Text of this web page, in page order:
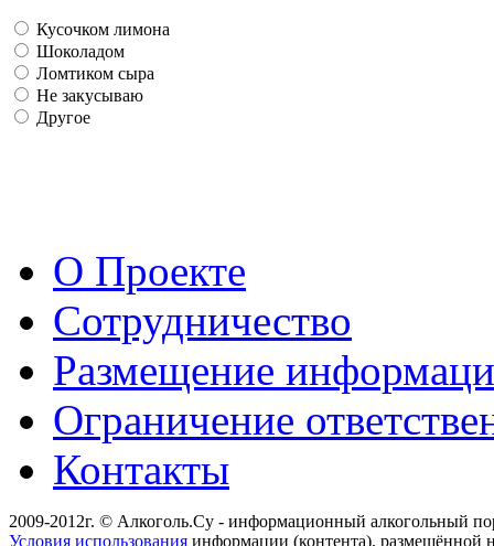
Кусочком лимона
Шоколадом
Ломтиком сыра
Не закусываю
Другое
О Проекте
Сотрудничество
Размещение
Ограничение
Контакты
2009-2012г. © Алкоголь.Су - информационный алкогольный
Условия использования информации (контента), размещённой